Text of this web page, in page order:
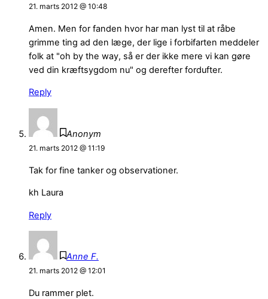
21. marts 2012 @ 10:48
Amen. Men for fanden hvor har man lyst til at råbe
grimme ting ad den læge, der lige i forbifarten meddeler
folk at "oh by the way, så er der ikke mere vi kan gøre
ved din kræftsygdom nu" og derefter fordufter.
Reply
Anonym
21. marts 2012 @ 11:19
Tak for fine tanker og observationer.
kh Laura
Reply
Anne F.
21. marts 2012 @ 12:01
Du rammer plet.